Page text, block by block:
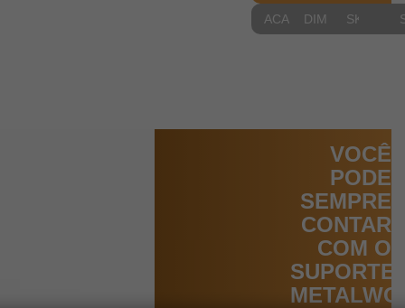
ACABAMENTOS
DIMENSIONAIS
VOCÊ
PODE
SEMPRE
CONTAR
COM O
SUPORTE